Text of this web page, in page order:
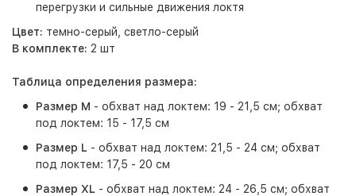
перегрузки и сильные движения локтя
Цвет: темно-серый, светло-серый
В комплекте: 2 шт
Таблица определения размера:
Размер М - обхват над локтем: 19 - 21,5 см; обхват
под локтем: 15 - 17,5 см
Размер L - обхват над локтем: 21,5 - 24 см; обхват
под локтем: 17,5 - 20 см
Размер XL - обхват над локтем: 24 - 26,5 см; обхват